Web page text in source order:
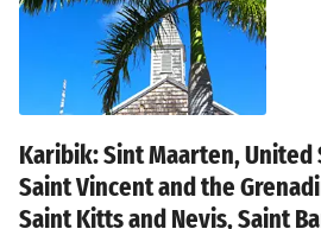
Karibik: Sint Maarten, United
Saint Vincent and the
Saint Kitts and Nevis, Saint